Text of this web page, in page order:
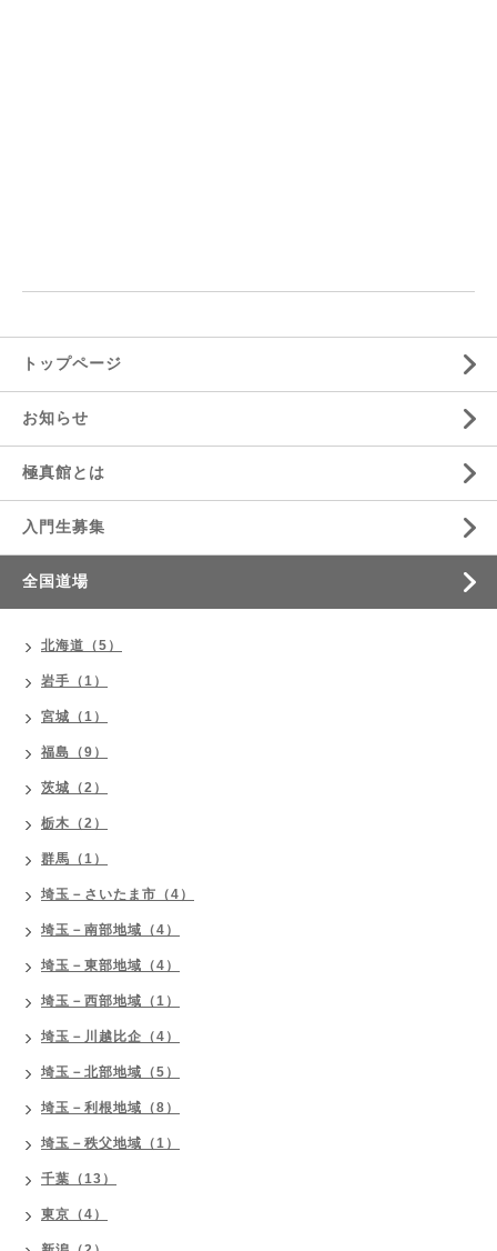
トップページ
お知らせ
極真館とは
入門生募集
全国道場
北海道（5）
岩手（1）
宮城（1）
福島（9）
茨城（2）
栃木（2）
群馬（1）
埼玉－さいたま市（4）
埼玉－南部地域（4）
埼玉－東部地域（4）
埼玉－西部地域（1）
埼玉－川越比企（4）
埼玉－北部地域（5）
埼玉－利根地域（8）
埼玉－秩父地域（1）
千葉（13）
東京（4）